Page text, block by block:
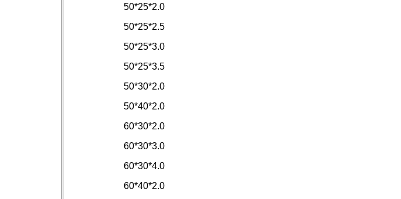
50*25*2.0
50*25*2.5
50*25*3.0
50*25*3.5
50*30*2.0
50*40*2.0
60*30*2.0
60*30*3.0
60*30*4.0
60*40*2.0